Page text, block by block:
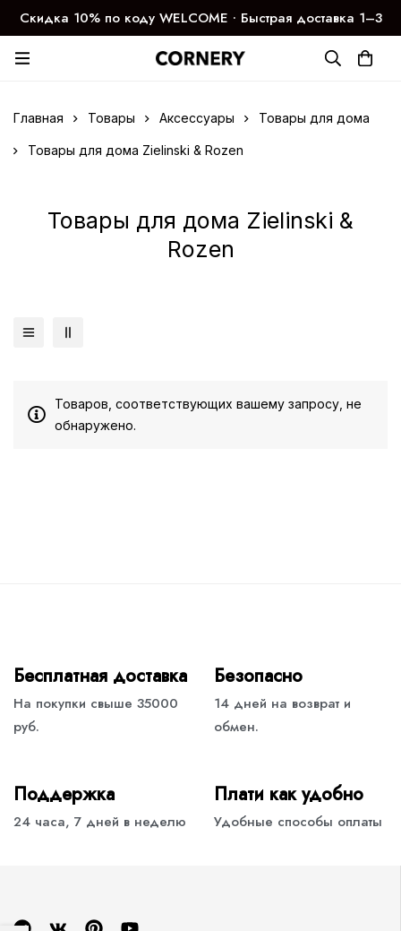
Скидка 10% по коду WELCOME ∙ Быстрая доставка 1–3
дня
Главная Товары Аксессуары Товары для дома
Товары для дома Zielinski & Rozen
Товары для дома Zielinski &
Rozen
Товаров, соответствующих вашему запросу, не
обнаружено.
Бесплатная доставка
На покупки свыше 35000
руб.
Безопасно
14 дней на возврат и
обмен.
Поддержка
24 часа, 7 дней в неделю
Плати как удобно
Удобные способы оплаты